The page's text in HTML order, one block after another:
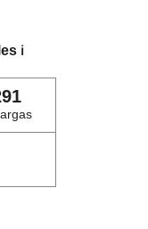
ℹ️